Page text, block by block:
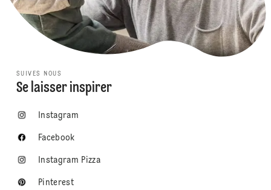
SUIVES NOUS
Se laisser inspirer
Instagram
Facebook
Instagram Pizza
Pinterest